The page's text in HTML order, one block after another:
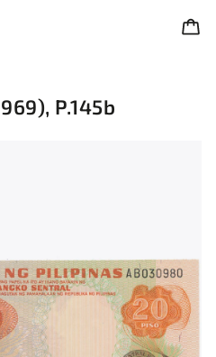
P.145b